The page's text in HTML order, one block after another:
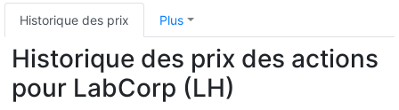
Historique des prix Plus
Historique des prix des actions
pour LabCorp (LH)